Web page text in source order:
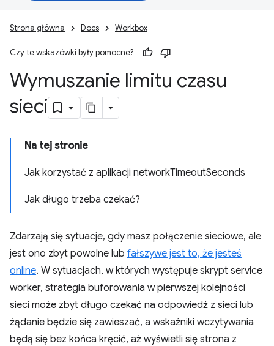
Strona główna Docs Workbox
Czy te wskazówki były pomocne?
Wymuszanie limitu czasu
sieci
Na tej stronie
Jak korzystać z aplikacji networkTimeoutSeconds
Jak długo trzeba czekać?
Zdarzają się sytuacje, gdy masz połączenie sieciowe, ale
jest ono zbyt powolne lub fałszywe jest to, że jesteś
online. W sytuacjach, w których występuje skrypt service
worker, strategia buforowania w pierwszej kolejności
sieci może zbyt długo czekać na odpowiedź z sieci lub
żądanie będzie się zawieszać, a wskaźniki wczytywania
będą się bez końca kręcić, aż wyświetli się strona z